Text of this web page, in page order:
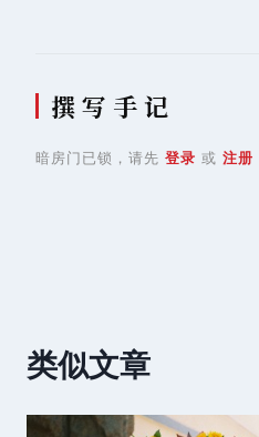
撰 写 手 记
暗房门已锁，请先 登录 或 注册
类似文章